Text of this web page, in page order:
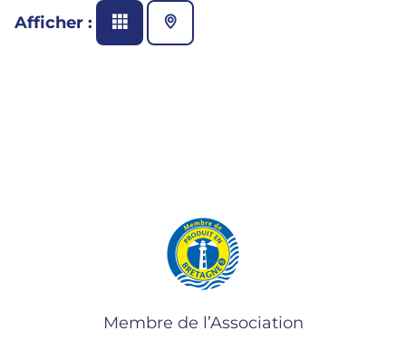
Afficher :
Membre de l’Association